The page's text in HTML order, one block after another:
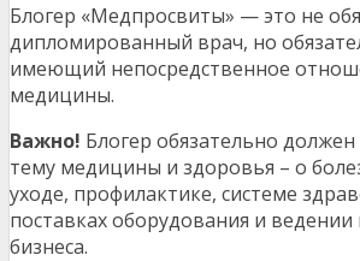
Блогер «Медпросвиты» — это не
дипломированный врач, но
имеющий непосредственное
медицины.
Важно! Блогер обязательно
тему медицины и здоровья – о
уходе, профилактике, системе
поставках оборудования и
бизнеса.